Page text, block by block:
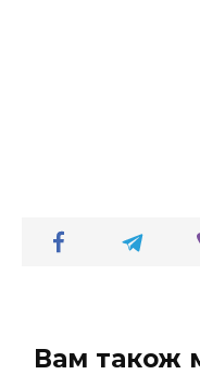
Вам також